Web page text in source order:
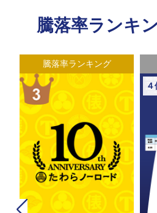
騰落率ランキ
騰落率ランキング